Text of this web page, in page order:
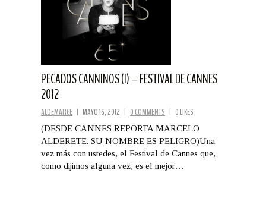
PECADOS CANNINOS (I) – FESTIVAL DE CANNES
2012
ALDEMARCE | MAYO 16, 2012 | 0 COMMENTS | 0 LIKES
(DESDE CANNES REPORTA MARCELO
ALDERETE. SU NOMBRE ES PELIGRO)Una
vez más con ustedes, el Festival de Cannes que,
como dijimos alguna vez, es el mejor…